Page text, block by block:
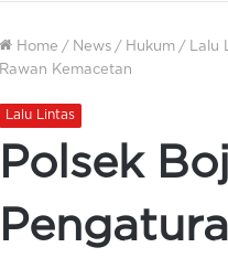
Home / News / Hukum / Lalu
Rawan Kemacetan
Lalu Lintas
Polsek